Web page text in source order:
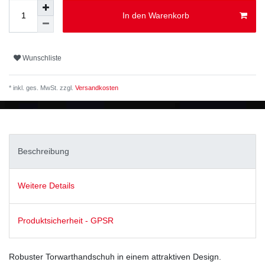
In den Warenkorb
Wunschliste
* inkl. ges. MwSt. zzgl. Versandkosten
Beschreibung
Weitere Details
Produktsicherheit - GPSR
Robuster Torwarthandschuh in einem attraktiven Design.